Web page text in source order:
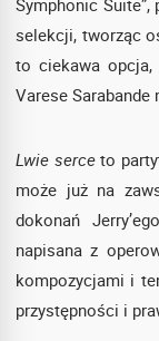
Symphonic
selekcji, tworząc
to ciekawa opcja,
Varese
Lwie serceto
może już na
dokonań
napisana z
kompozycjami i
przystępności i